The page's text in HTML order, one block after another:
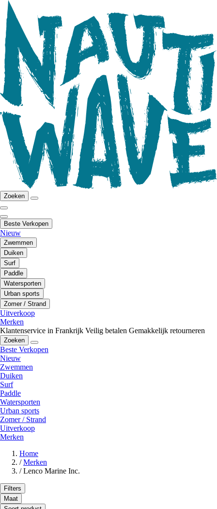
Zoeken
Beste Verkopen
Nieuw
Zwemmen
Duiken
Surf
Paddle
Watersporten
Urban sports
Zomer / Strand
Uitverkoop
Merken
Klantenservice in Frankrijk Veilig betalen Gemakkelijk retourneren
Zoeken
Beste Verkopen
Nieuw
Zwemmen
Duiken
Surf
Paddle
Watersporten
Urban sports
Zomer / Strand
Uitverkoop
Merken
Home
/ Merken
/ Lenco Marine Inc.
Filters
Maat